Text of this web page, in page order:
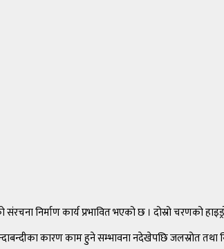
निर्माण कार्य प्रभावित भएको छ । दोस्रो चरणको
कारण काम हुने सम्भावना नदेखेपछि जलस्रोत तथा